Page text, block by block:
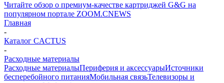
Читайте обзор о премиум-качестве картриджей G&G на
популярном портале ZOOM.CNEWS
Главная
-
Каталог CACTUS
-
Расходные материалы
Расходные материалыПериферия и аксессуарыИсточники
бесперебойного питанияМобильная связьТелевизоры и